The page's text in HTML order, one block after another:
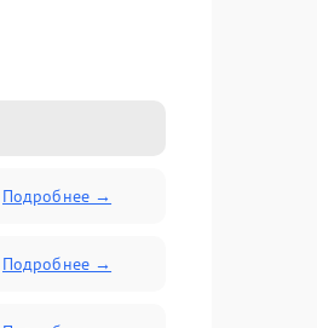
Подробнее →
Подробнее →